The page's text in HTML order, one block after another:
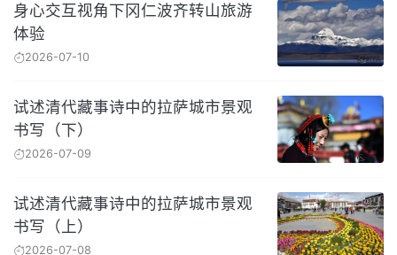
身心交互视角下冈仁波齐转山旅游
体验
2026-07-10
试述清代藏事诗中的拉萨城市景观
书写（下）
2026-07-09
试述清代藏事诗中的拉萨城市景观
书写（上）
2026-07-08